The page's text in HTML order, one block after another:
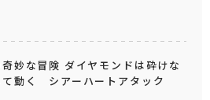
奇妙な冒険 ダイヤモンドは砕けな
動く シアーハートアタック